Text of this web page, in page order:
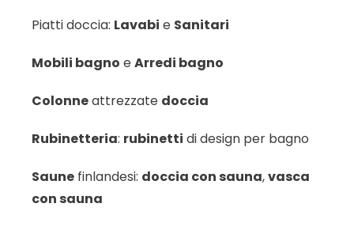
Piatti doccia: Lavabi e Sanitari
Mobili bagno eArredi bagno
Colonneattrezzate doccia
Rubinetteria: rubinetti di design per bagno
Saunefinlandesi: doccia con sauna,vasca
con sauna